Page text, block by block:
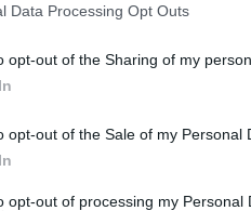
Data Processing Opt Outs
opt-out of the Sharing of my
opt-out of the Sale of my Personal
opt-out of processing my Personal
Bemutatkozás: